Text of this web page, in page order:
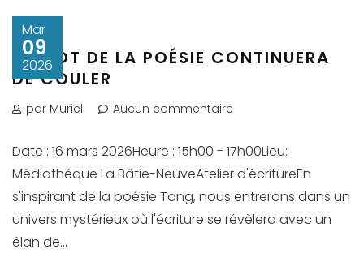
Mar
09
2026
LE FLOT DE LA POÉSIE CONTINUERA
DE COULER
par Muriel Aucun commentaire
Date : 16 mars 2026Heure : 15h00 - 17h00Lieu:
Médiathèque La Bâtie-NeuveAtelier d'écritureEn
s'inspirant de la poésie Tang, nous entrerons dans un
univers mystérieux où l'écriture se révèlera avec un
élan de...